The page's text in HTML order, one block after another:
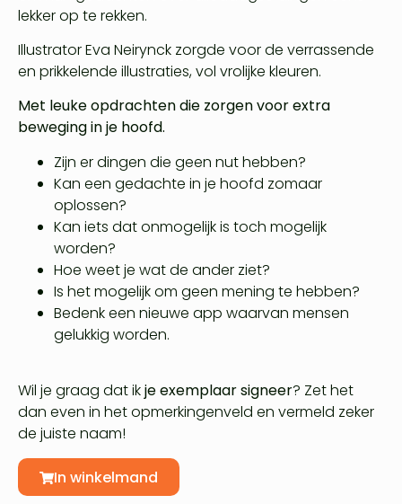
lekker op te rekken.
Illustrator Eva Neirynck zorgde voor de verrassende
en prikkelende illustraties, vol vrolijke kleuren.
Met leuke opdrachten die zorgen voor extra
beweging in je hoofd.
Zijn er dingen die geen nut hebben?
Kan een gedachte in je hoofd zomaar
oplossen?
Kan iets dat onmogelijk is toch mogelijk
worden?
Hoe weet je wat de ander ziet?
Is het mogelijk om geen mening te hebben?
Bedenk een nieuwe app waarvan mensen
gelukkig worden.
Wil je graag dat ikje exemplaar signeer? Zet het
dan even in het opmerkingenveld en vermeld zeker
de juiste naam!
In winkelmand